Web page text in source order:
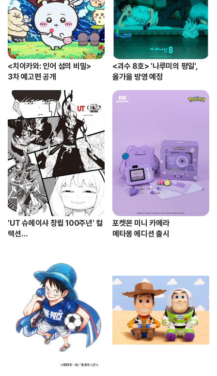
<치이카와: 인어 섬의 비밀>
3차 예고편 공개
<괴수 8호> '나루미의 평일',
올가을 방영 예정
'UT 슈에이샤 창립 100주년' 컬
렉션
포켓몬 미니 카메라
메타몽 에디션 출시